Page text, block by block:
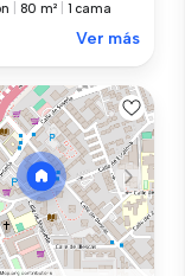
80 m² 1 cama
Ver más